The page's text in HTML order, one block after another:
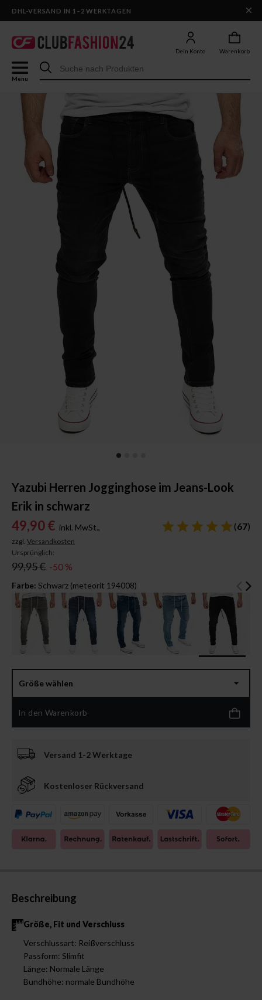
Dein Konto Warenkorb
Menu
DHL-VERSAND IN 1–2 WERKTAGEN ×
Yazubi Herren Jogginghose im Jeans-Look
Erik in schwarz
49,90 € inkl. MwSt.,
zzgl. Versandkosten
Ursprünglich:
99,95 € -50 %
(67)
Farbe: Schwarz (meteorit 194008)
Größe wählen
In den Warenkorb
Versand 1-2 Werktage
Kostenloser Rückversand
Beschreibung
Größe, Fit und Verschluss
Verschlussart: Reißverschluss
Passform: Slimfit
Länge: Normale Länge
Bundhöhe: normale Bundhöhe